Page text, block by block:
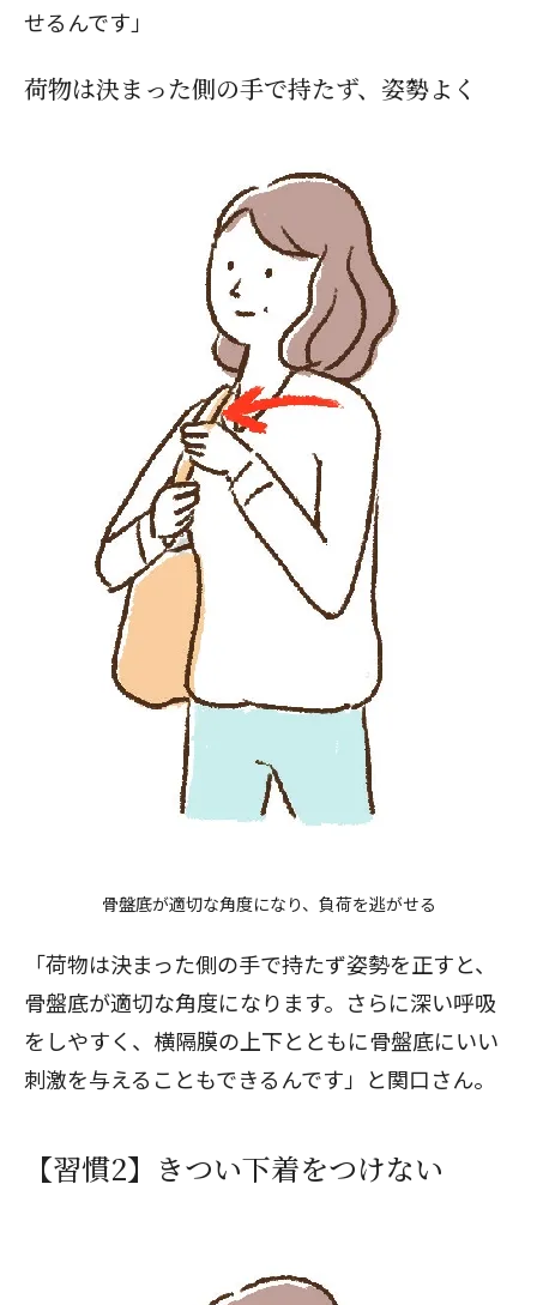
せるんです」
荷物は決まった側の手で持たず、姿勢よく
骨盤底が適切な角度になり、負荷を逃がせる
「荷物は決まった側の手で持たず姿勢を正すと、
骨盤底が適切な角度になります。さらに深い呼吸
をしやすく、横隔膜の上下とともに骨盤底にいい
刺激を与えることもできるんです」と関口さん。
【習慣2】きつい下着をつけない